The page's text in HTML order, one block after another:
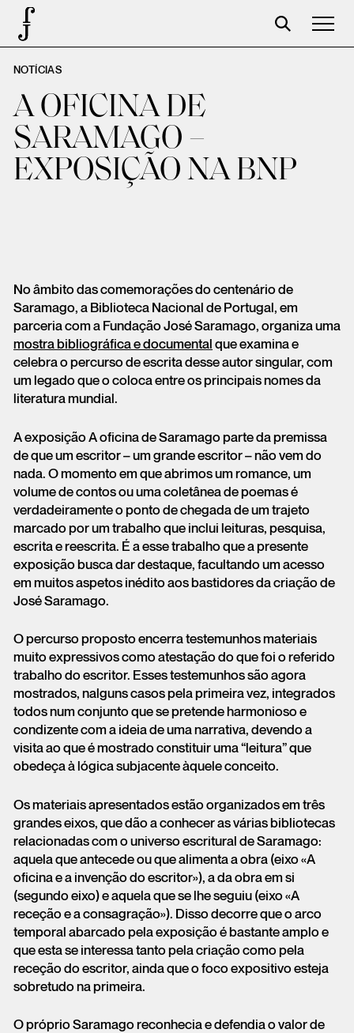
José Saramago
Programación
La Fundación
Aparceros
Carrito
Acceso
NOTÍCIAS
A OFICINA DE
SARAMAGO –
EXPOSIÇÃO NA BNP
No âmbito das comemorações do centenário de
Saramago, a Biblioteca Nacional de Portugal, em
parceria com a Fundação José Saramago, organiza uma
mostra bibliográfica e documental que examina e
celebra o percurso de escrita desse autor singular, com
um legado que o coloca entre os principais nomes da
literatura mundial.
A exposição A oficina de Saramago parte da premissa
de que um escritor – um grande escritor – não vem do
nada. O momento em que abrimos um romance, um
volume de contos ou uma coletânea de poemas é
verdadeiramente o ponto de chegada de um trajeto
marcado por um trabalho que inclui leituras, pesquisa,
escrita e reescrita. É a esse trabalho que a presente
exposição busca dar destaque, facultando um acesso
em muitos aspetos inédito aos bastidores da criação de
José Saramago.
O percurso proposto encerra testemunhos materiais
muito expressivos como atestação do que foi o referido
trabalho do escritor. Esses testemunhos são agora
mostrados, nalguns casos pela primeira vez, integrados
todos num conjunto que se pretende harmonioso e
condizente com a ideia de uma narrativa, devendo a
visita ao que é mostrado constituir uma “leitura” que
obedeça à lógica subjacente àquele conceito.
Os materiais apresentados estão organizados em três
grandes eixos, que dão a conhecer as várias bibliotecas
relacionadas com o universo escritural de Saramago:
aquela que antecede ou que alimenta a obra (eixo «A
oficina e a invenção do escritor»), a da obra em si
(segundo eixo) e aquela que se lhe seguiu (eixo «A
receção e a consagração»). Disso decorre que o arco
temporal abarcado pela exposição é bastante amplo e
que esta se interessa tanto pela criação como pela
receção do escritor, ainda que o foco expositivo esteja
sobretudo na primeira.
O próprio Saramago reconhecia e defendia o valor de